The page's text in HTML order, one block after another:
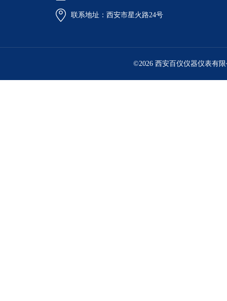
联系地址：西安市星火路24号
©2026 西安百仪仪器仪表有